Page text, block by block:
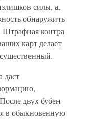
силы, а,
обнаружить
Штрафная контра
карт делает
даст
двух бубен
в обыкновенную